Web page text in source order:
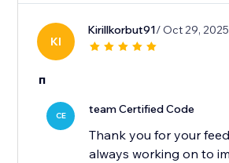
KI
Kirillkorbut91/ Oct 29, 2025
п
CE team Certified Code
Thank you for your
always working on to